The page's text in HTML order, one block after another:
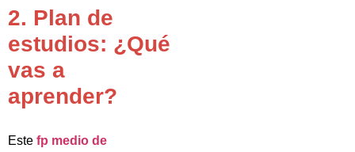
2. Plan de
estudios: ¿Qué
vas a
aprender?
Este fp medio de